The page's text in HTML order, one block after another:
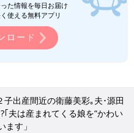
た情報を毎日お届け
使える無料アプリ
ロード
子出産間近の衛藤美彩｡夫･源田
夫は産まれてくる娘を“かわい
す」